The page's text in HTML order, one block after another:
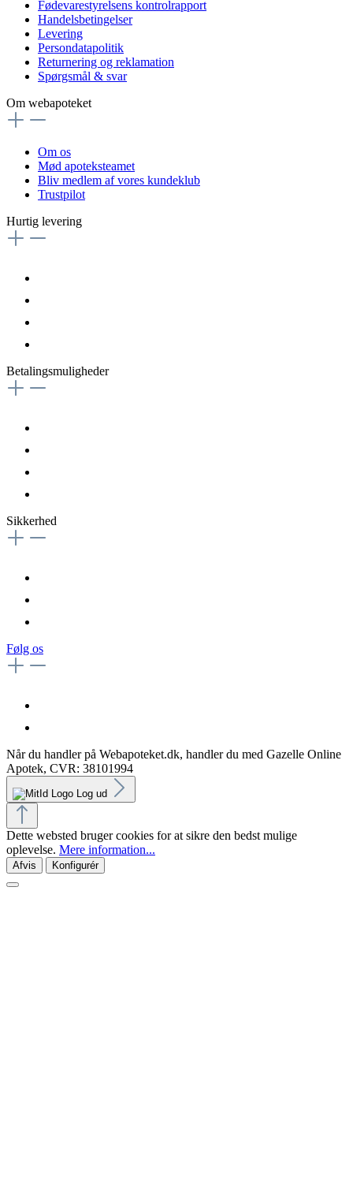
Fødevarestyrelsens kontrolrapport
Handelsbetingelser
Levering
Persondatapolitik
Returnering og reklamation
Spørgsmål & svar
Om webapoteket
Om os
Mød apoteksteamet
Bliv medlem af vores kundeklub
Trustpilot
Hurtig levering
Betalingsmuligheder
Sikkerhed
Følg os
Når du handler på Webapoteket.dk, handler du med Gazelle Online
Apotek, CVR: 38101994
Log ud
Dette websted bruger cookies for at sikre den bedst mulige
oplevelse. Mere information...
Afvis Konfigurér